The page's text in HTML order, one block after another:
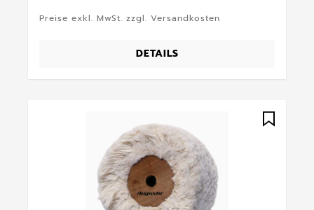
Preise exkl. MwSt. zzgl. Versandkosten
DETAILS